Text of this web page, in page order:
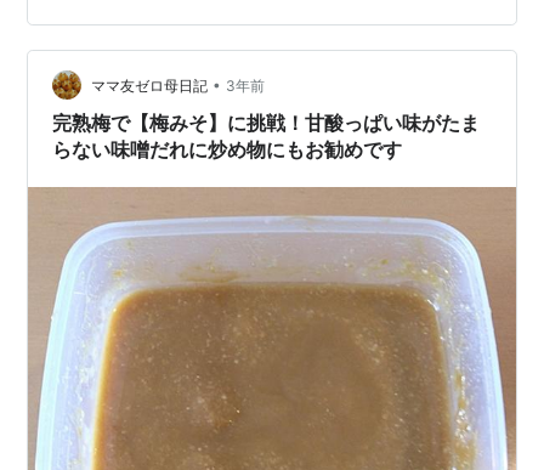
もの料理にアクセントがついた。 今回は残り梅を10個使
用。 まだたくさんあるので、梅みそや梅しょうゆなどの
調味料にしてもいいなぁ。 （梅みそがいいかもしれな
い） 夏バテ、食欲不振には効き目があるかな。 いろいろ
と試す価値はありそうだ…
ママ友ゼロ母日記 • 3年前
完熟梅で【梅みそ】に挑戦！甘酸っぱい味がたま
らない味噌だれに炒め物にもお勧めです